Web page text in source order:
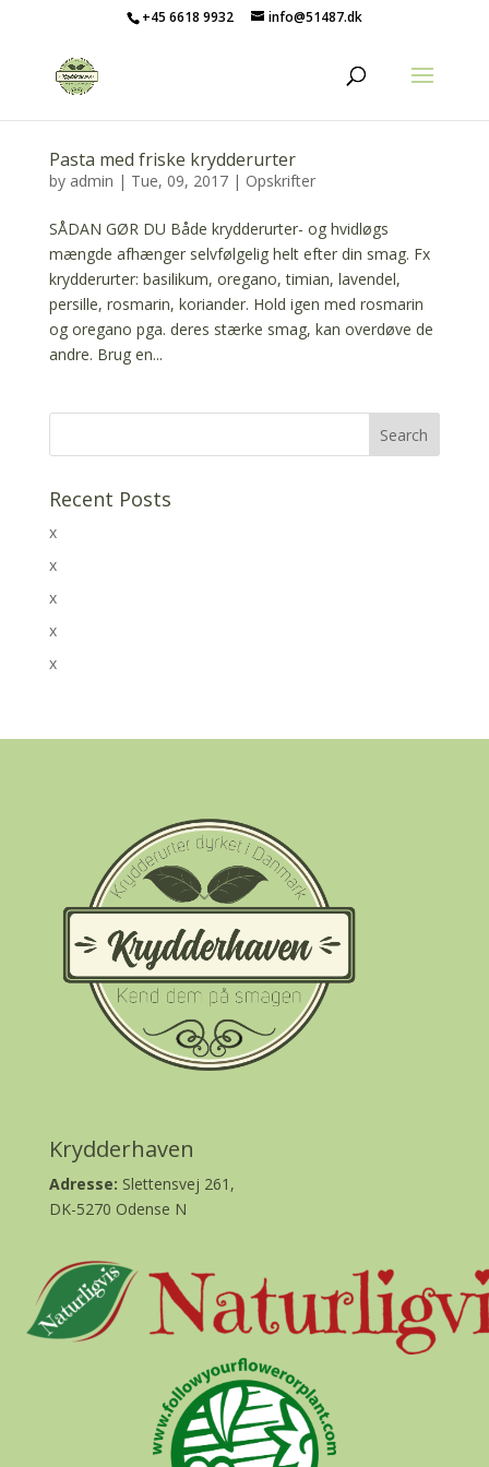
+45 6618 9932 info@51487.dk
Pasta med friske krydderurter
by admin | Tue, 09, 2017| Opskrifter
SÅDAN GØR DU Både krydderurter- og hvidløgs
mængde afhænger selvfølgelig helt efter din smag. Fx
krydderurter: basilikum, oregano, timian, lavendel,
persille, rosmarin, koriander. Hold igen med rosmarin
og oregano pga. deres stærke smag, kan overdøve de
andre. Brug en...
Recent Posts
x
x
x
x
x
Krydderhaven
Adresse: Slettensvej 261,
DK-5270 Odense N